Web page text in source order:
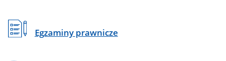
Egzaminy prawnicze